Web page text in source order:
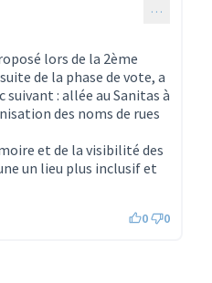
…
lors de la 2ème
de la phase de vote, a
: allée au Sanitas à
des noms de rues
et de la visibilité des
un lieu plus inclusif et
0 0